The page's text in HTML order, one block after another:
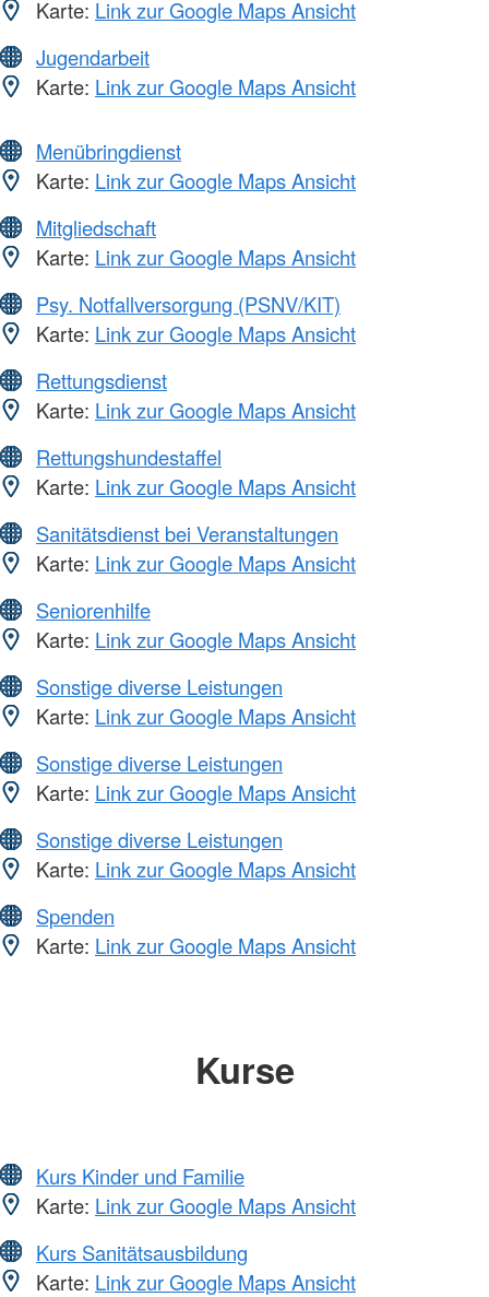
Karte: Link zur Google Maps Ansicht
Jugendarbeit
Karte: Link zur Google Maps Ansicht
Menübringdienst
Karte: Link zur Google Maps Ansicht
Mitgliedschaft
Karte: Link zur Google Maps Ansicht
Psy. Notfallversorgung (PSNV/KIT)
Karte: Link zur Google Maps Ansicht
Rettungsdienst
Karte: Link zur Google Maps Ansicht
Rettungshundestaffel
Karte: Link zur Google Maps Ansicht
Sanitätsdienst bei Veranstaltungen
Karte: Link zur Google Maps Ansicht
Seniorenhilfe
Karte: Link zur Google Maps Ansicht
Sonstige diverse Leistungen
Karte: Link zur Google Maps Ansicht
Sonstige diverse Leistungen
Karte: Link zur Google Maps Ansicht
Sonstige diverse Leistungen
Karte: Link zur Google Maps Ansicht
Spenden
Karte: Link zur Google Maps Ansicht
Kurse
Kurs Kinder und Familie
Karte: Link zur Google Maps Ansicht
Kurs Sanitätsausbildung
Karte: Link zur Google Maps Ansicht